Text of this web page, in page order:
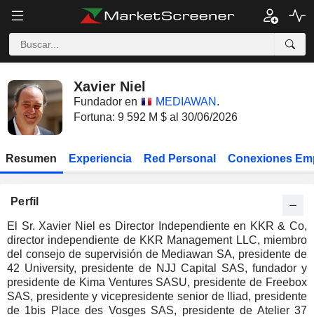
Xavier Niel
Fundador en MEDIAWAN .
Fortuna: 9 592 M $ al 30/06/2026
Resumen Experiencia Red Personal Conexiones
Perfil
El Sr. Xavier Niel es Director Independiente en KKR & Co,
director independiente de KKR Management LLC, miembro
del consejo de supervisión de Mediawan SA, presidente de
42 University, presidente de NJJ Capital SAS, fundador y
presidente de Kima Ventures SASU, presidente de Freebox
SAS, presidente y vicepresidente senior de Iliad, presidente
de 1bis Place des Vosges SAS, presidente de Atelier 37